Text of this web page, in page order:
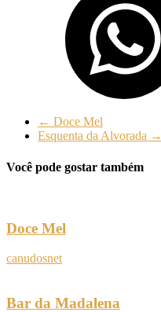
← Doce Mel
Esquenta da Alvorada →
Você pode gostar também
Doce Mel
canudosnet
Bar da Madalena